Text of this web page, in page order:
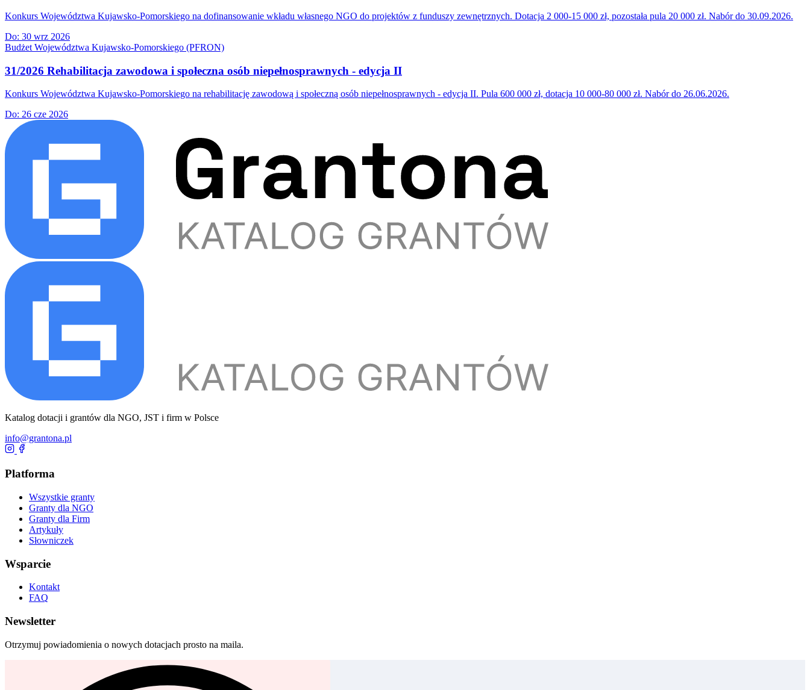
Konkurs Województwa Kujawsko-Pomorskiego na dofinansowanie wkładu własnego NGO do projektów z funduszy zewnętrznych. Dotacja 2 000-15 000 zł, pozostała pula 20 000 zł. Nabór do 30.09.2026.
Do: 30 wrz 2026
Budżet Województwa Kujawsko-Pomorskiego (PFRON)
31/2026 Rehabilitacja zawodowa i społeczna osób niepełnosprawnych - edycja II
Konkurs Województwa Kujawsko-Pomorskiego na rehabilitację zawodową i społeczną osób niepełnosprawnych - edycja II. Pula 600 000 zł, dotacja 10 000-80 000 zł. Nabór do 26.06.2026.
Do: 26 cze 2026
Katalog dotacji i grantów dla NGO, JST i firm w Polsce
info@grantona.pl
Platforma
Wszystkie granty
Granty dla NGO
Granty dla Firm
Artykuły
Słowniczek
Wsparcie
Kontakt
FAQ
Newsletter
Otrzymuj powiadomienia o nowych dotacjach prosto na maila.